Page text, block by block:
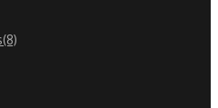
(8)